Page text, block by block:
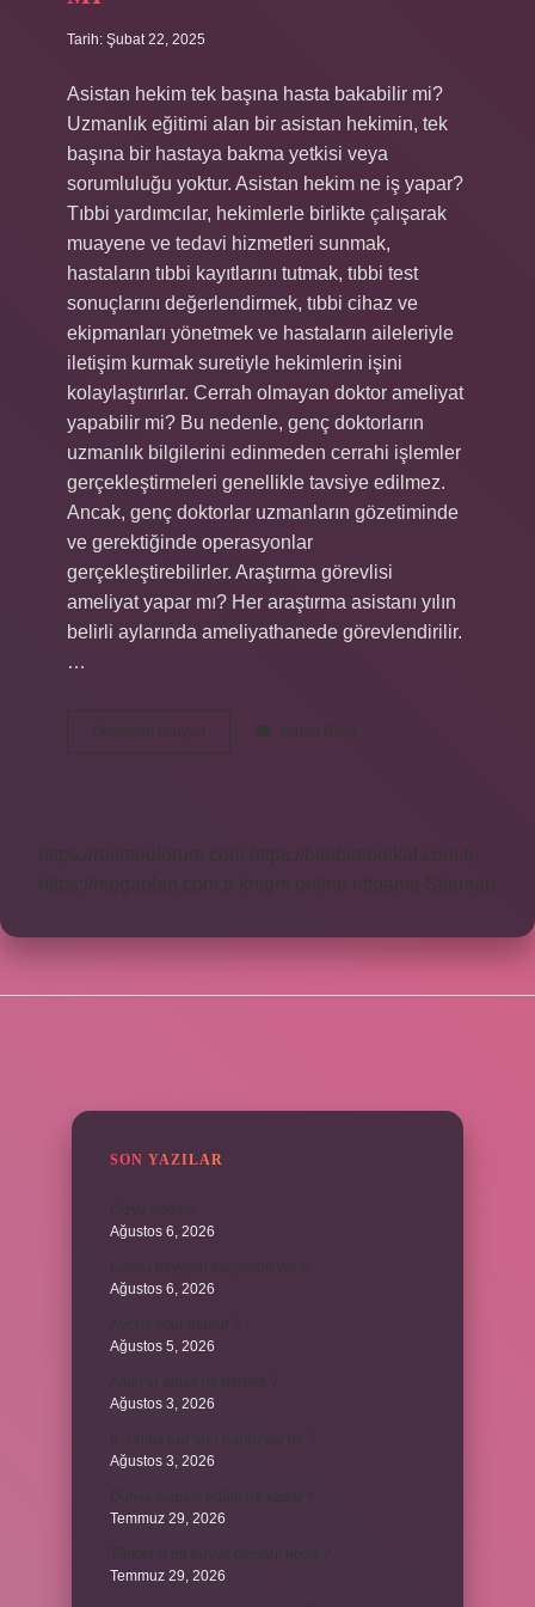
Tarih: Şubat 22, 2025
Asistan hekim tek başına hasta bakabilir mi?
Uzmanlık eğitimi alan bir asistan hekimin, tek
başına bir hastaya bakma yetkisi veya
sorumluluğu yoktur. Asistan hekim ne iş yapar?
Tıbbi yardımcılar, hekimlerle birlikte çalışarak
muayene ve tedavi hizmetleri sunmak,
hastaların tıbbi kayıtlarını tutmak, tıbbi test
sonuçlarını değerlendirmek, tıbbi cihaz ve
ekipmanları yönetmek ve hastaların aileleriyle
iletişim kurmak suretiyle hekimlerin işini
kolaylaştırırlar. Cerrah olmayan doktor ameliyat
yapabilir mi? Bu nedenle, genç doktorların
uzmanlık bilgilerini edinmeden cerrahi işlemler
gerçekleştirmeleri genellikle tavsiye edilmez.
Ancak, genç doktorlar uzmanların gözetiminde
ve gerektiğinde operasyonlar
gerçekleştirebilirler. Araştırma görevlisi
ameliyat yapar mı? Her araştırma asistanı yılın
belirli aylarında ameliyathanede görevlendirilir.
…
Devamını okuyun
Doktor
Yorum Bırak
https://rosmedforum.com
https://btibbimedikal.com.tr
https://megaplan.com.tr
knight online nttgame Sitemap
SON YAZILAR
Ağustos 6, 2026
Ağustos 6, 2026
Ağustos 5, 2026
Ağustos 3, 2026
Ağustos 3, 2026
Temmuz 29, 2026
Temmuz 29, 2026